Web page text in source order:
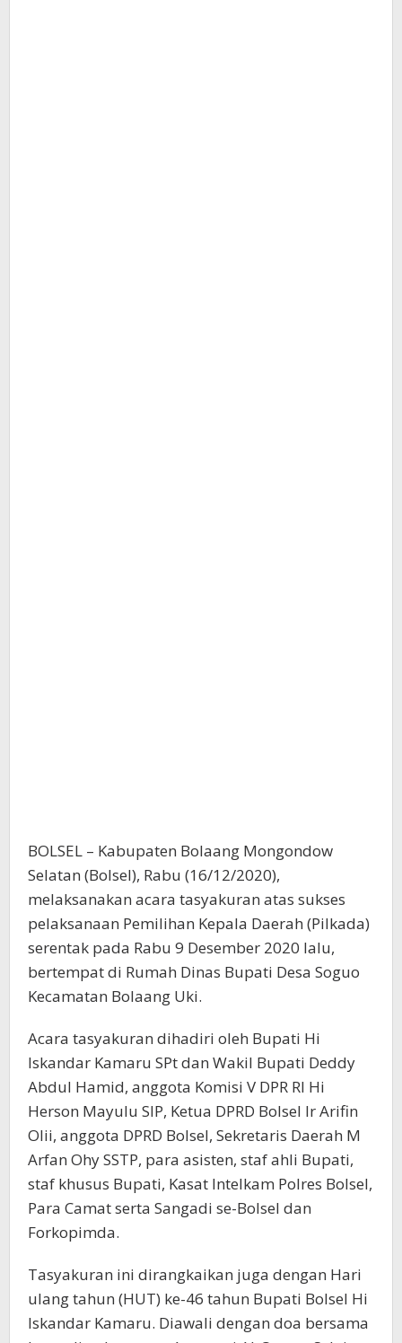
BOLSEL – Kabupaten Bolaang Mongondow
Selatan (Bolsel), Rabu (16/12/2020),
melaksanakan acara tasyakuran atas sukses
pelaksanaan Pemilihan Kepala Daerah (Pilkada)
serentak pada Rabu 9 Desember 2020 lalu,
bertempat di Rumah Dinas Bupati Desa Soguo
Kecamatan Bolaang Uki.
Acara tasyakuran dihadiri oleh Bupati Hi
Iskandar Kamaru SPt dan Wakil Bupati Deddy
Abdul Hamid, anggota Komisi V DPR RI Hi
Herson Mayulu SIP, Ketua DPRD Bolsel Ir Arifin
Olii, anggota DPRD Bolsel, Sekretaris Daerah M
Arfan Ohy SSTP, para asisten, staf ahli Bupati,
staf khusus Bupati, Kasat Intelkam Polres Bolsel,
Para Camat serta Sangadi se-Bolsel dan
Forkopimda.
Tasyakuran ini dirangkaikan juga dengan Hari
ulang tahun (HUT) ke-46 tahun Bupati Bolsel Hi
Iskandar Kamaru. Diawali dengan doa bersama